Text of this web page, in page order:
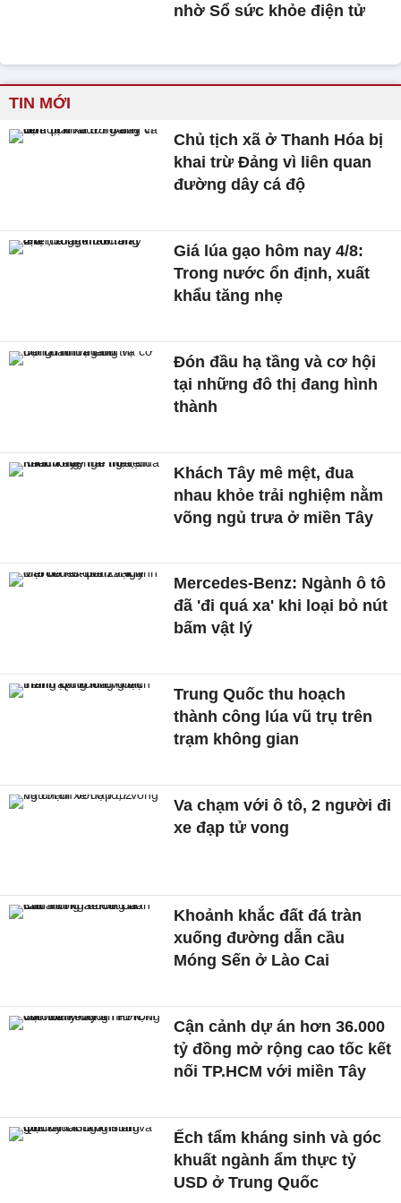
nhờ Sổ sức khỏe điện tử
TIN MỚI
Chủ tịch xã ở Thanh Hóa bị
khai trừ Đảng vì liên quan
đường dây cá độ
Giá lúa gạo hôm nay 4/8:
Trong nước ổn định, xuất
khẩu tăng nhẹ
Đón đầu hạ tầng và cơ hội
tại những đô thị đang hình
thành
Khách Tây mê mệt, đua
nhau khỏe trải nghiệm nằm
võng ngủ trưa ở miền Tây
Mercedes-Benz: Ngành ô tô
đã 'đi quá xa' khi loại bỏ nút
bấm vật lý
Trung Quốc thu hoạch
thành công lúa vũ trụ trên
trạm không gian
Va chạm với ô tô, 2 người đi
xe đạp tử vong
Khoảnh khắc đất đá tràn
xuống đường dẫn cầu
Móng Sến ở Lào Cai
Cận cảnh dự án hơn 36.000
tỷ đồng mở rộng cao tốc kết
nối TP.HCM với miền Tây
Ếch tẩm kháng sinh và góc
khuất ngành ẩm thực tỷ
USD ở Trung Quốc